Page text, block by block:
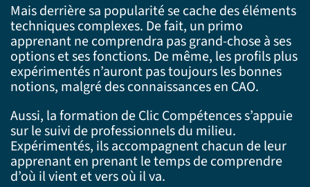
Mais derrière sa popularité se cache des éléments
techniques complexes. De fait, un primo
apprenant ne comprendra pas grand-chose à ses
options et ses fonctions. De même, les profils plus
expérimentés n’auront pas toujours les bonnes
notions, malgré des connaissances en CAO.
Aussi, la formation de Clic Compétences s’appuie
sur le suivi de professionnels du milieu.
Expérimentés, ils accompagnent chacun de leur
apprenant en prenant le temps de comprendre
d’où il vient et vers où il va.